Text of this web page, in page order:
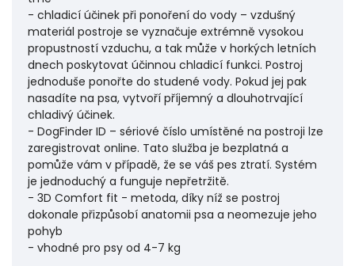
- chladicí účinek při ponoření do vody – vzdušný
materiál postroje se vyznačuje extrémně vysokou
propustností vzduchu, a tak může v horkých letních
dnech poskytovat účinnou chladicí funkci. Postroj
jednoduše ponořte do studené vody. Pokud jej pak
nasadíte na psa, vytvoří příjemný a dlouhotrvající
chladivý účinek.
- DogFinder ID – sériové číslo umístěné na postroji lze
zaregistrovat online. Tato služba je bezplatná a
pomůže vám v případě, že se váš pes ztratí. Systém
je jednoduchý a funguje nepřetržitě.
- 3D Comfort fit - metoda, díky níž se postroj
dokonale přizpůsobí anatomii psa a neomezuje jeho
pohyb
- vhodné pro psy od 4-7 kg